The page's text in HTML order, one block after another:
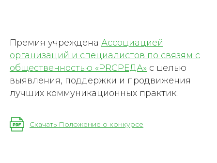
Премия учреждена Ассоциацией
организаций и специалистов по связям с
общественностью «PRСРЕДА» с целью
выявления, поддержки и продвижения
лучших коммуникационных практик.
Скачать Положение о конкурсе